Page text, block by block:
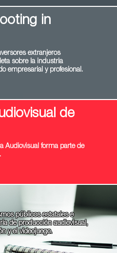
in
extranjeros
sobre la industria
empresarial y profesional.
de
Audiovisual forma parte de
públicos estatales e
de producción audiovisual,
y el videojuego.